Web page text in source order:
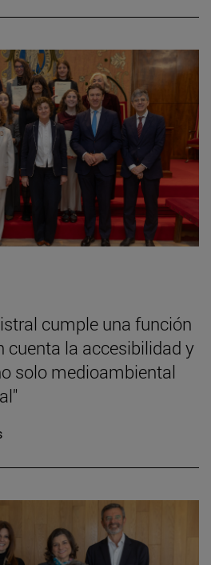
cumple una función
cuenta la accesibilidad y
solo medioambiental